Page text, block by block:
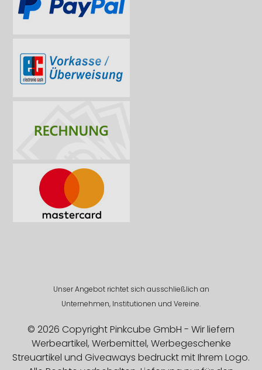
Unser Angebot richtet sich ausschließlich an
Unternehmen, Institutionen und Vereine.
© 2026 Copyright Pinkcube GmbH - Wir liefern
Werbeartikel, Werbemittel, Werbegeschenke
Streuartikel und Giveaways bedruckt mit Ihrem Logo.